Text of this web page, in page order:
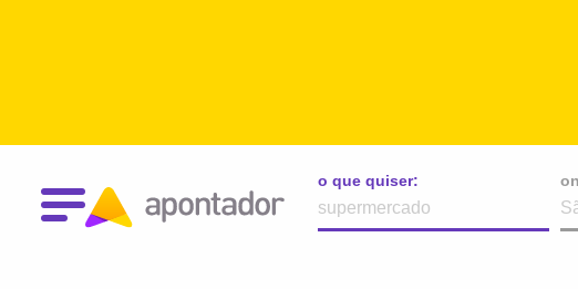
o que quiser: